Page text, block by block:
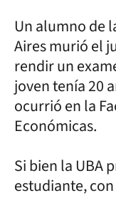
Un alumno de
Aires murió el
rendir un
joven tenía 20
ocurrió en la
Económicas.
Si bien la UBA
estudiante,